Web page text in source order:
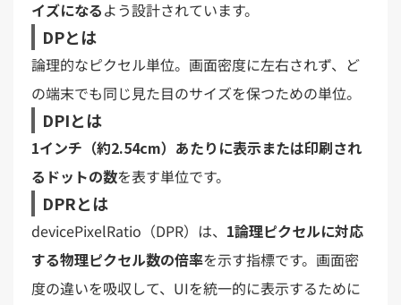
イズになるよう設計されています。
DPとは
論理的なピクセル単位。画面密度に左右されず、ど
の端末でも同じ見た目のサイズを保つための単位。
DPIとは
1インチ（約2.54cm）あたりに表示または印刷され
るドットの数を表す単位です。
DPRとは
devicePixelRatio（DPR）は、 1論理ピクセルに対応
する物理ピクセル数の倍率を示す指標です。画面密
度の違いを吸収して、UIを統一的に表示するために